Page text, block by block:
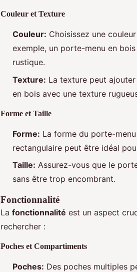
Couleur et Texture
Couleur: Choisissez une
exemple, un porte-menu en
rustique.
Texture: La texture peut
en bois avec une texture
Forme et Taille
Forme: La forme du porte-
rectangulaire peut être idéal
Taille: Assurez-vous que le
sans être trop encombrant.
Fonctionnalité
La fonctionnalité est un aspect
rechercher :
Poches et Compartiments
Poches: Des poches multiples